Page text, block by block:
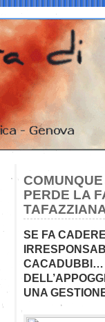
PERDE LA
SE FA
CACADUBBI…
UNA